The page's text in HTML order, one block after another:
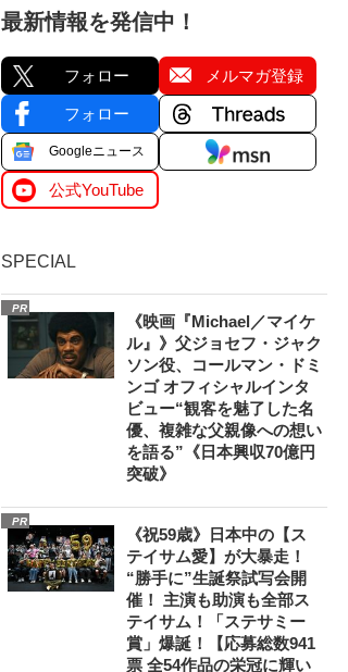
最新情報を発信中！
フォロー メルマガ登録
フォロー
Googleニュース
公式YouTube
SPECIAL
PR
《映画『Michael／マイケ
ル』》父ジョセフ・ジャク
ソン役、コールマン・ドミ
ンゴ オフィシャルインタ
ビュー“観客を魅了した名
優、複雑な父親像への想い
を語る”《日本興収70億円
突破》
PR
《祝59歳》日本中の【ス
テイサム愛】が大暴走！
“勝手に”生誕祭試写会開
催！ 主演も助演も全部ス
テイサム！「ステサミー
賞」爆誕！【応募総数941
票 全54作品の栄冠に輝い